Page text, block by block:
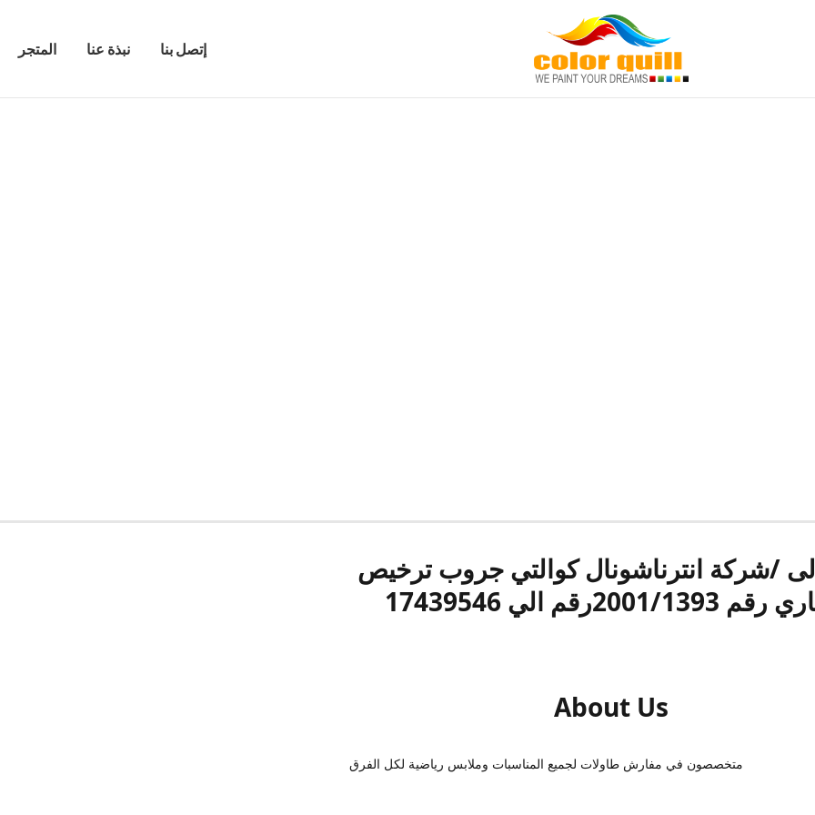
المتجر نبذة عنا إتصل بنا
/شركة انترناشونال كوالتي جروب ترخيص
2001/1393رقم الي 17439546
About Us
متخصصون في مفارش طاولات لجميع المناسبات وملابس رياضية لكل الفرق